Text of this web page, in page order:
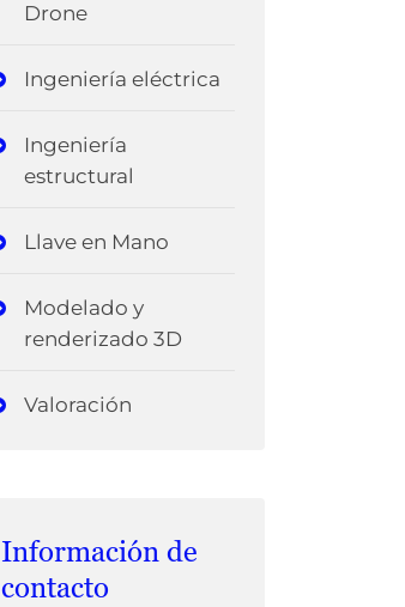
Drone
Ingeniería eléctrica
Ingeniería
estructural
Llave en Mano
Modelado y
renderizado 3D
Valoración
Información de
contacto